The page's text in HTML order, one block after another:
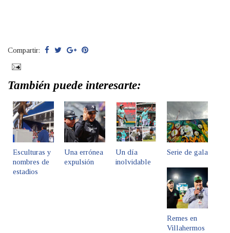
Compartir:
También puede interesarte:
Esculturas y
nombres de
estadios
Una errónea
expulsión
Un día
inolvidable
Serie de gala
Remes en
Villahermos